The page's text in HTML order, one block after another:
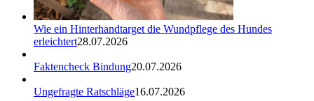
Wie ein Hinterhandtarget die Wundpflege des Hundes
erleichtert28.07.2026
Faktencheck Bindung20.07.2026
Ungefragte Ratschläge16.07.2026